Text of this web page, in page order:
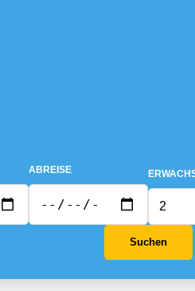
ABREISE
Suchen